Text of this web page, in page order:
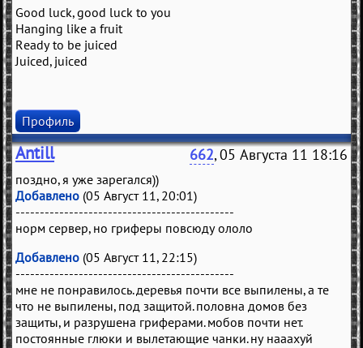
Good luck, good luck to you
Hanging like a fruit
Ready to be juiced
Juiced, juiced
Профиль
Antill 662, 05 Августа 11 18:16
поздно, я уже зарегался))
Добавлено (05 Август 11, 20:01)
---------------------------------------------
норм сервер, но гриферы повсюду ололо
Добавлено (05 Август 11, 22:15)
---------------------------------------------
мне не понравилось. деревья почти все выпилены, а те
что не выпилены, под защитой. половна домов без
защиты, и разрушена гриферами. мобов почти нет.
постоянные глюки и вылетающие чанки. ну нааахуй